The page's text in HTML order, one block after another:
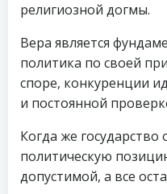
религиозной догмы.
Вера является
политика по своей
споре, конкуренции
и постоянной
Когда же государство
политическую
допустимой, а все